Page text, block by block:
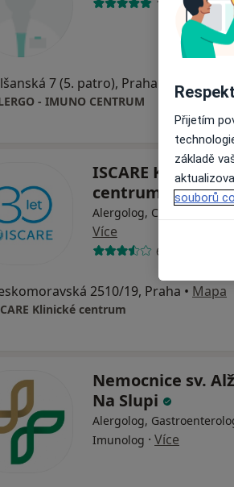
19 názorů
7 (5. patro), Praha Mapa
- IMUNO CENTRUM
ISCARE Klinické
centrum
Alergolog, Chirurg,
Více
6 názorů
2510/19, Praha • Mapa
Klinické centrum
Nemocnice sv.
Na Slupi
Alergolog,
Imunolog · Více
Přijetím
základě
souborů